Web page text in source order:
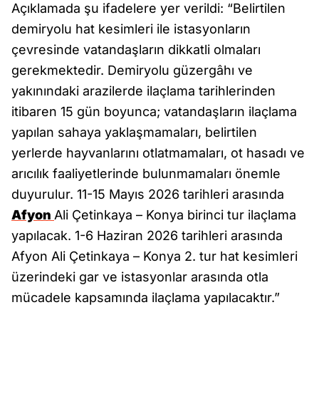
Açıklamada şu ifadelere yer verildi: “Belirtilen
demiryolu hat kesimleri ile istasyonların
çevresinde vatandaşların dikkatli olmaları
gerekmektedir. Demiryolu güzergâhı ve
yakınındaki arazilerde ilaçlama tarihlerinden
itibaren 15 gün boyunca; vatandaşların ilaçlama
yapılan sahaya yaklaşmamaları, belirtilen
yerlerde hayvanlarını otlatmamaları, ot hasadı ve
arıcılık faaliyetlerinde bulunmamaları önemle
duyurulur. 11-15 Mayıs 2026 tarihleri arasında
Afyon Ali Çetinkaya – Konya birinci tur ilaçlama
yapılacak. 1-6 Haziran 2026 tarihleri arasında
Afyon Ali Çetinkaya – Konya 2. tur hat kesimleri
üzerindeki gar ve istasyonlar arasında otla
mücadele kapsamında ilaçlama yapılacaktır.”